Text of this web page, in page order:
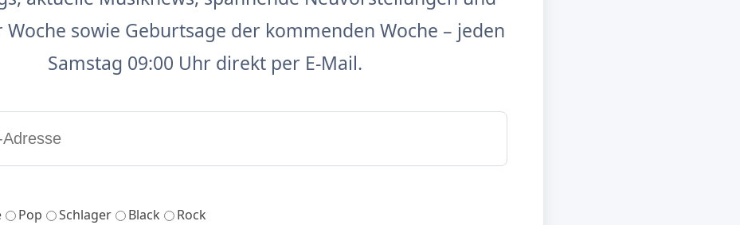
Woche sowie Geburtsage der kommenden Woche – jeden
Samstag 09:00 Uhr direkt per E-Mail.
Pop Schlager Black Rock